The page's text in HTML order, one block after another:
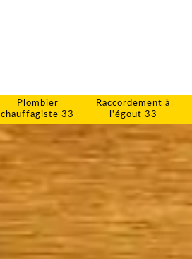
Plombier
chauffagiste 33
Raccordement à
l'égout 33